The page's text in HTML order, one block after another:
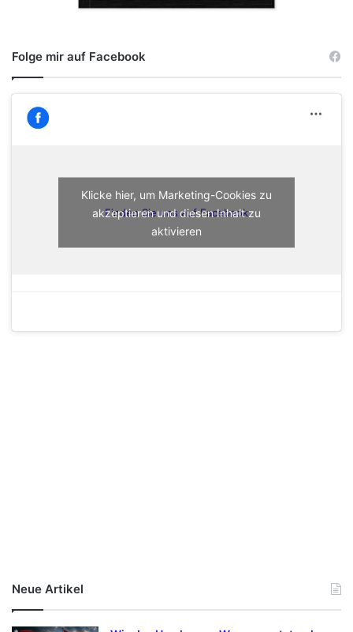
Folge mir auf Facebook
Finden Sie uns auf Facebook
Klicke hier, um Marketing-Cookies zu
akzeptieren und diesen Inhalt zu
aktivieren
Neue Artikel